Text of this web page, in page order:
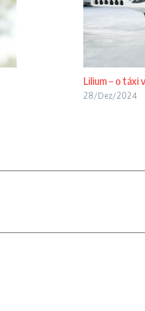
Lilium – o
28/Dez/2024